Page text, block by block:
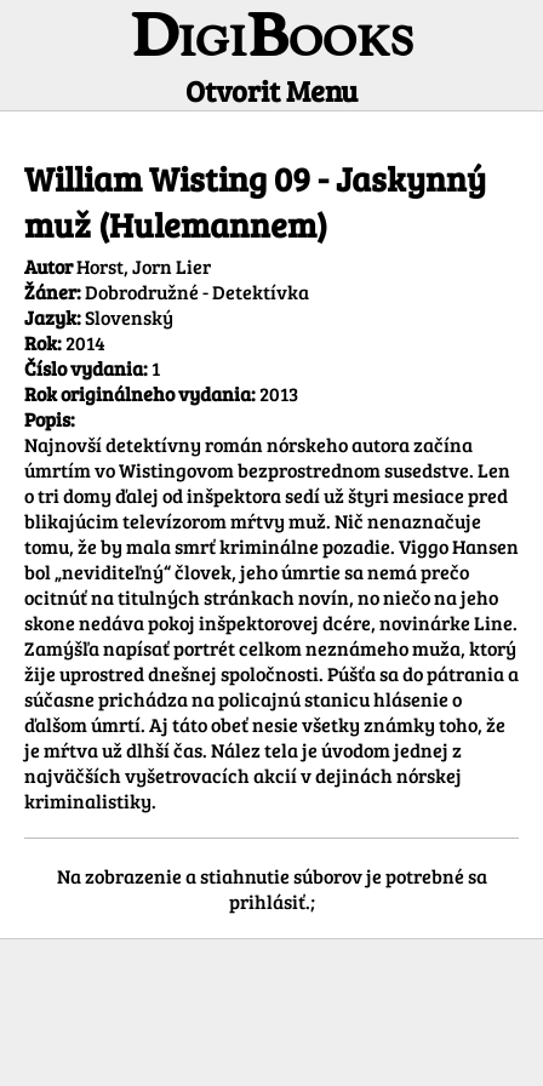
DigiBooks
Otvorit Menu
William Wisting 09 - Jaskynný
muž (Hulemannem)
AutorHorst, Jorn Lier
Žáner:Dobrodružné - Detektívka
Jazyk:Slovenský
Rok:2014
Číslo vydania:1
Rok originálneho vydania:2013
Popis:
Najnovší detektívny román nórskeho autora začína
úmrtím vo Wistingovom bezprostrednom susedstve. Len
o tri domy ďalej od inšpektora sedí už štyri mesiace pred
blikajúcim televízorom mŕtvy muž. Nič nenaznačuje
tomu, že by mala smrť kriminálne pozadie. Viggo Hansen
bol „neviditeľný“ človek, jeho úmrtie sa nemá prečo
ocitnúť na titulných stránkach novín, no niečo na jeho
skone nedáva pokoj inšpektorovej dcére, novinárke Line.
Zamýšľa napísať portrét celkom neznámeho muža, ktorý
žije uprostred dnešnej spoločnosti. Púšťa sa do pátrania a
súčasne prichádza na policajnú stanicu hlásenie o
ďalšom úmrtí. Aj táto obeť nesie všetky známky toho, že
je mŕtva už dlhší čas. Nález tela je úvodom jednej z
najväčších vyšetrovacích akcií v dejinách nórskej
kriminalistiky.
Na zobrazenie a stiahnutie súborov je potrebné sa
prihlásiť.;